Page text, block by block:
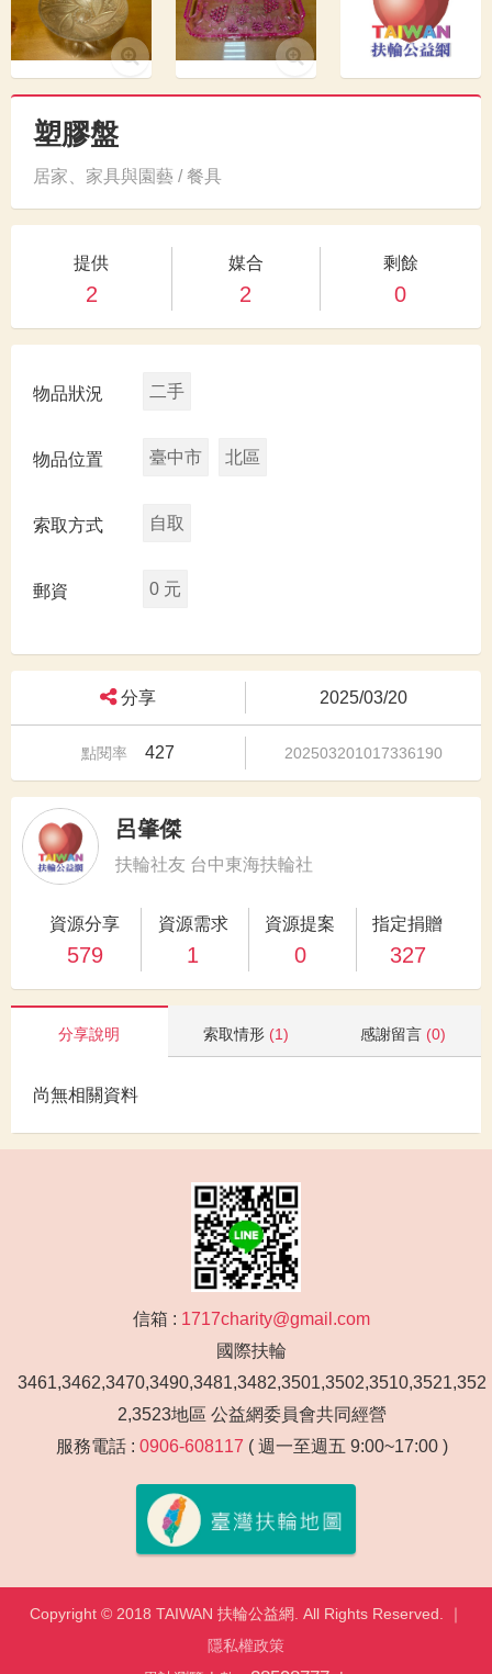
塑膠盤
居家、家具與園藝 / 餐具
提供
2
媒合
2
剩餘
0
物品狀況 二手
物品位置 臺中市 北區
索取方式 自取
郵資 0 元
分享 2025/03/20
點閱率 427 202503201017336190
呂肇傑
扶輪社友 台中東海扶輪社
資源分享
579
資源需求
1
資源提案
0
指定捐贈
327
分享說明 索取情形 (1) 感謝留言 (0)
尚無相關資料
信箱 : 1717charity@gmail.com
國際扶輪
3461,3462,3470,3490,3481,3482,3501,3502,3510,3521,352
2,3523地區 公益網委員會共同經營
服務電話 : 0906-608117 ( 週一至週五 9:00~17:00 )
Copyright © 2018 TAIWAN 扶輪公益網. All Rights Reserved. ｜
隱私權政策